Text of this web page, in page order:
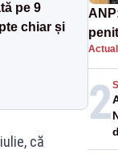
pe 9
chiar și
că
2